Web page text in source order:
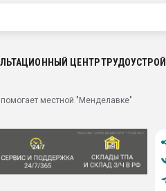
ЦЕНТР
местной "Менделавке"